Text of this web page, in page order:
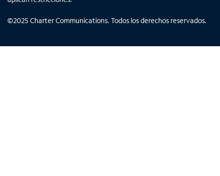
©2025 Charter Communications. Todos los derechos reservados.